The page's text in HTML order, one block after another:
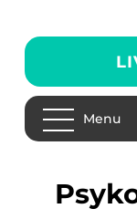
Menu